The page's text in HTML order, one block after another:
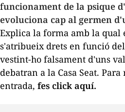
funcionament de la psique
evoluciona cap al germen
Explica la forma amb la qual
s'atribueix drets en funció
vestint-ho falsament d'uns
debatran a la Casa Seat.
entrada, fes click aquí.